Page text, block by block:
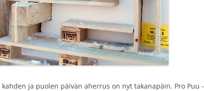
ja puolen päivän aherrus on nyt takanapäin. Pro Puu -